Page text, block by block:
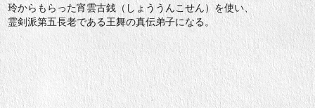
玲からもらった宵雲古銭（しょううんこせん）を使い、
霊剣派第五長老である王舞の真伝弟子になる。